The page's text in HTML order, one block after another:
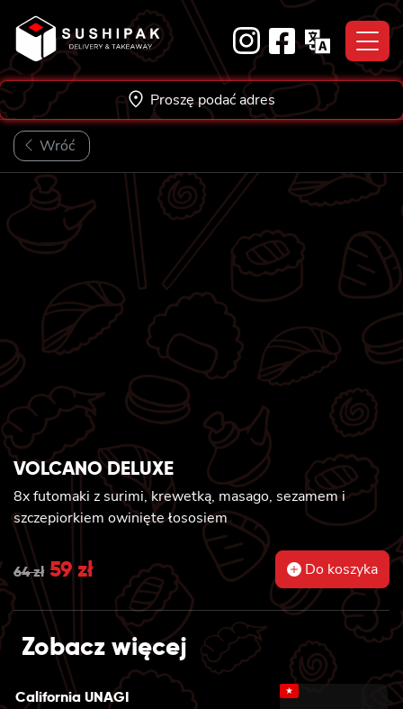
content
Proszę podać adres
Wróć
VOLCANO DELUXE
8x futomaki z surimi, krewetką, masago, sezamem i
szczepiorkiem owinięte łososiem
64zł Original
price
was:
64 zł.
59 złCurrent
price
59 zł.
Do koszyka
Zobacz więcej
California UNAGI ★